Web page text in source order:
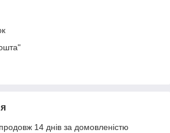
14 днів за домовленістю